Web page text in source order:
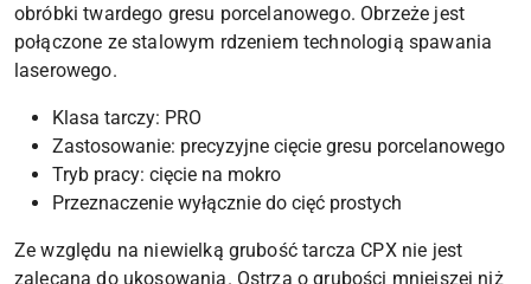
obróbki twardego gresu porcelanowego. Obrzeże jest
połączone ze stalowym rdzeniem technologią spawania
laserowego.
Klasa tarczy: PRO
Zastosowanie: precyzyjne cięcie gresu porcelanowego
Tryb pracy: cięcie na mokro
Przeznaczenie wyłącznie do cięć prostych
Ze względu na niewielką grubość tarcza CPX nie jest
zalecana do ukosowania. Ostrza o grubości mniejszej niż